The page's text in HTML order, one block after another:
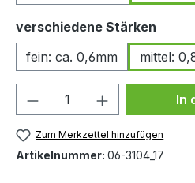
verschiedene Stärken
fein: ca. 0,6mm
mittel:
Produkt Anzahl: In
Zum Merkzettel hinzufügen
Artikelnummer: 06-3104_17